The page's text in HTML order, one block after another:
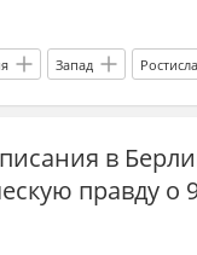
Запад
памятник
ВОВ
в
правду о